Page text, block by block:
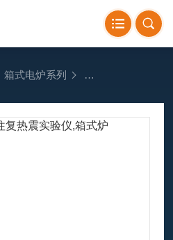
箱式电炉系列